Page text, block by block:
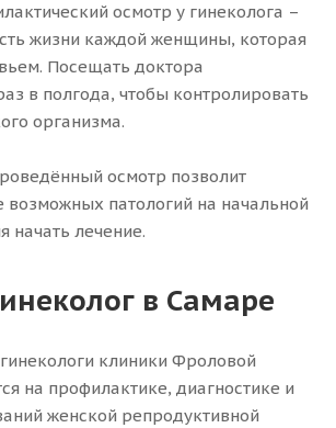
осмотр у гинеколога –
жизни каждой женщины, которая
Посещать доктора
в полгода, чтобы контролировать
организма.
осмотр позволит
возможных патологий на начальной
начать лечение.
в Самаре
клиники Фроловой
на профилактике, диагностике и
женской репродуктивной